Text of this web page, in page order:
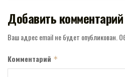
Добавить комментарий
Ваш адрес email не будет опубликован.
Комментарий *